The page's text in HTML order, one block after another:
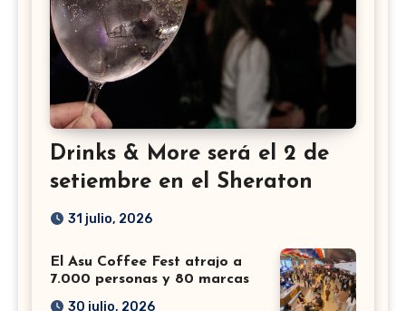
Drinks & More será el 2 de
setiembre en el Sheraton
31 julio, 2026
El Asu Coffee Fest atrajo a
7.000 personas y 80 marcas
30 julio, 2026